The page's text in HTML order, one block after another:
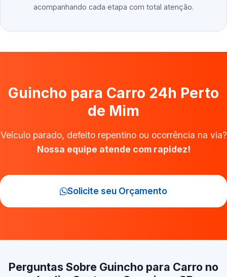
acompanhando cada etapa com total atenção.
Guincho para Carro 24h Perto
de Mim
Veículo parado, defeito repentino ou ocorrência na via?
Nossa equipe atende com rapidez!
Solicite seu Orçamento
Perguntas Sobre Guincho para Carro no